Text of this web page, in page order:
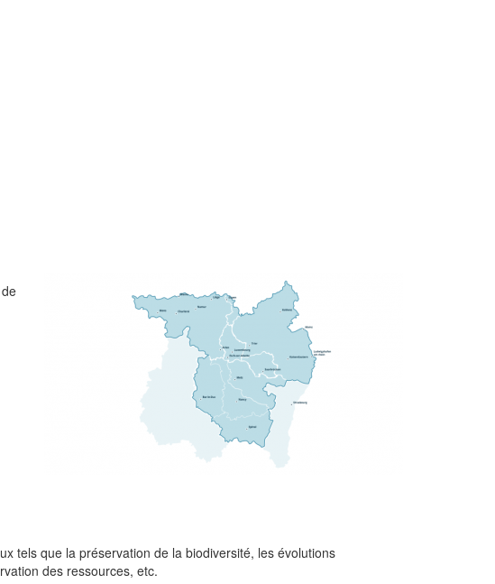
tels que la préservation de la biodiversité, les évolutions
des ressources, etc.